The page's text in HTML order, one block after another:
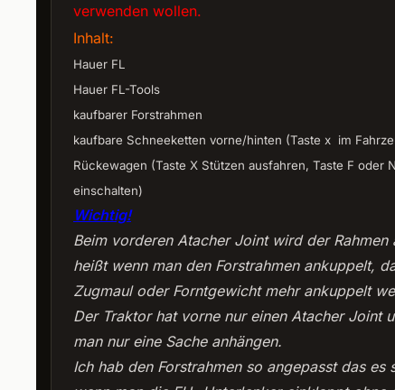
verwenden wollen.
Inhalt:
Hauer FL
Hauer FL-Tools
kaufbarer Forstrahmen
kaufbare Schneeketten vorne/hinten (Taste x im
Rückewagen (Taste X Stützen ausfahren, Taste F oder
einschalten)
Wichtig!
Beim vorderen Atacher Joint wird der Rahmen
heißt wenn man den Forstrahmen ankuppelt,
Zugmaul oder Forntgewicht mehr ankuppelt
Der Traktor hat vorne nur einen Atacher Joint
man nur eine Sache anhängen.
Ich hab den Forstrahmen so angepasst das es